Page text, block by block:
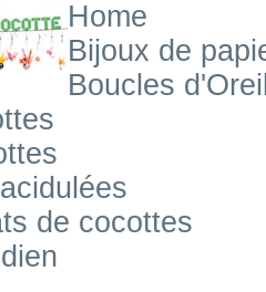
Home
Bijoux de
Boucles
de cocottes